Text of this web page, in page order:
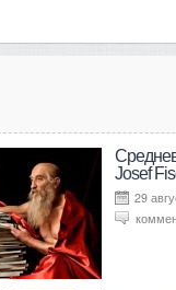
Josef
29